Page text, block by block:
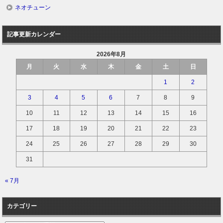
ネオチューン
記事更新カレンダー
2026年8月
月
火 水 木 金 土 日
1 2
3 4 5 6 7 8 9
10 11 12 13 14 15 16
17 18 19 20 21 22 23
24 25 26 27 28 29 30
31
« 7月
カテゴリー